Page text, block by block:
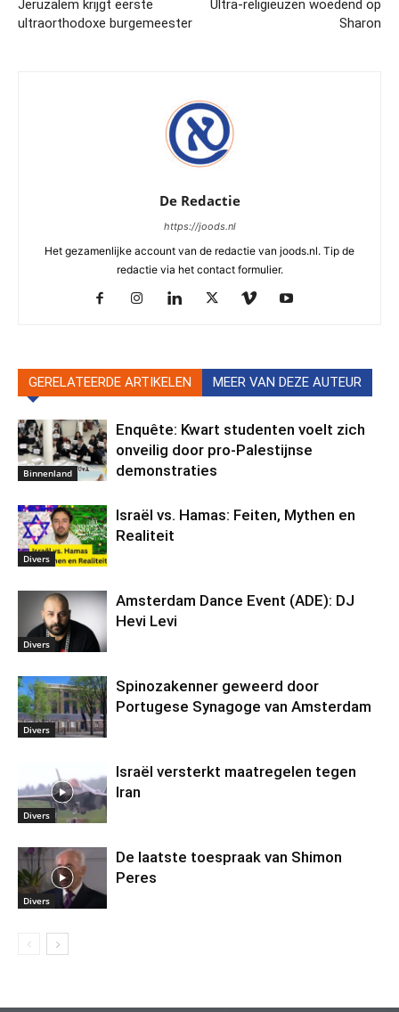
Jeruzalem krijgt eerste
ultraorthodoxe burgemeester
Ultra-religieuzen woedend op
Sharon
De Redactie
https://joods.nl
Het gezamenlijke account van de redactie van joods.nl. Tip de
redactie via het contact formulier.
GERELATEERDE ARTIKELEN MEER VAN DEZE AUTEUR
Binnenland
Enquête: Kwart studenten voelt zich
onveilig door pro-Palestijnse
demonstraties
Divers
Israël vs. Hamas: Feiten, Mythen en
Realiteit
Divers
Amsterdam Dance Event (ADE): DJ
Hevi Levi
Divers
Spinozakenner geweerd door
Portugese Synagoge van Amsterdam
Divers
Israël versterkt maatregelen tegen
Iran
Divers
De laatste toespraak van Shimon
Peres